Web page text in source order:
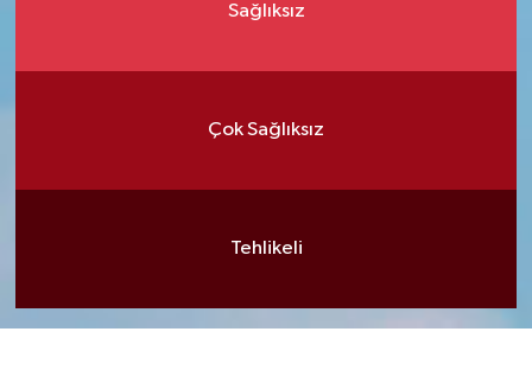
Sağlıksız
Çok Sağlıksız
Tehlikeli